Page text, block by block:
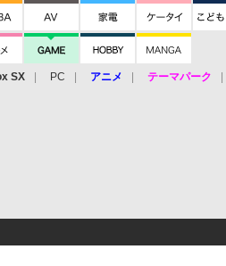
SX PC アニメ テーマパーク